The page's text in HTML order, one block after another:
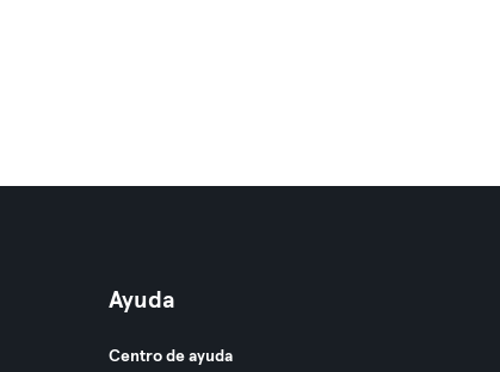
Ayuda
Centro de ayuda